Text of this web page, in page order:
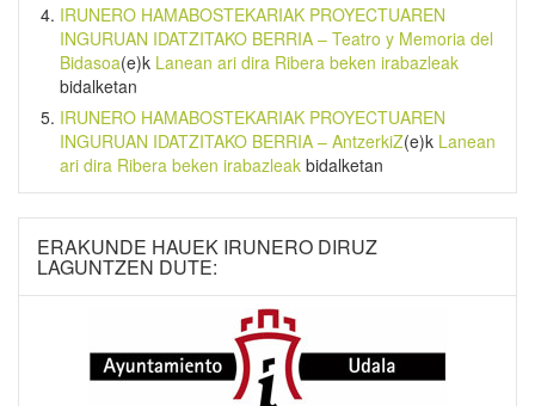
IRUNERO HAMABOSTEKARIAK PROYECTUAREN
INGURUAN IDATZITAKO BERRIA – Teatro y Memoria del
Bidasoa(e)k Lanean ari dira Ribera beken irabazleak
bidalketan
IRUNERO HAMABOSTEKARIAK PROYECTUAREN
INGURUAN IDATZITAKO BERRIA – AntzerkiZ(e)k Lanean
ari dira Ribera beken irabazleak bidalketan
ERAKUNDE HAUEK IRUNERO DIRUZ
LAGUNTZEN DUTE: